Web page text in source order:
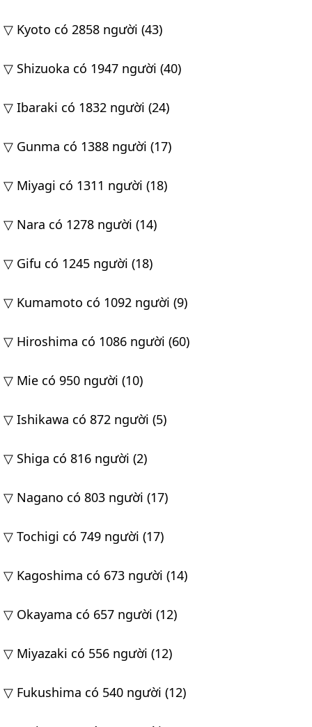
▽ Kyoto có 2858 người (43)
▽ Shizuoka có 1947 người (40)
▽ Ibaraki có 1832 người (24)
▽ Gunma có 1388 người (17)
▽ Miyagi có 1311 người (18)
▽ Nara có 1278 người (14)
▽ Gifu có 1245 người (18)
▽ Kumamoto có 1092 người (9)
▽ Hiroshima có 1086 người (60)
▽ Mie có 950 người (10)
▽ Ishikawa có 872 người (5)
▽ Shiga có 816 người (2)
▽ Nagano có 803 người (17)
▽ Tochigi có 749 người (17)
▽ Kagoshima có 673 người (14)
▽ Okayama có 657 người (12)
▽ Miyazaki có 556 người (12)
▽ Fukushima có 540 người (12)